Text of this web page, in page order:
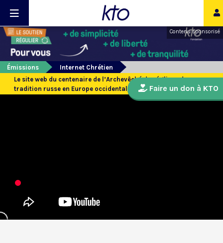
Contenu sponsorisé
Émissions
Internet Chrétien
Le site web du centenaire de l’Archevêché des églises de
tradition russe en Europe occidentale
Faire un don à KTO